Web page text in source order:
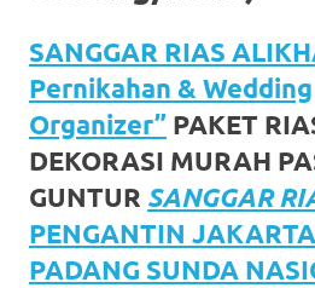
these
guys
https://
his
comment
SANGGAR RIAS
Pernikahan & Wedding
Organizer” PAKET
DEKORASI MURAH
GUNTUR SANGGAR
PENGANTIN
PADANG SUNDA